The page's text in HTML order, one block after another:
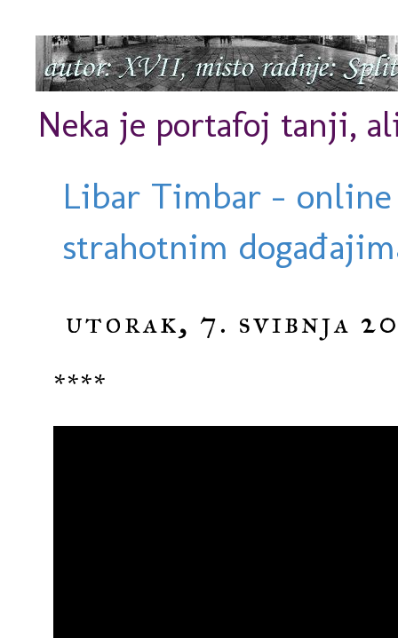
Neka je portafoj tanji,
Libar Timbar -
strahotnim
utorak, 7. svibnja
****